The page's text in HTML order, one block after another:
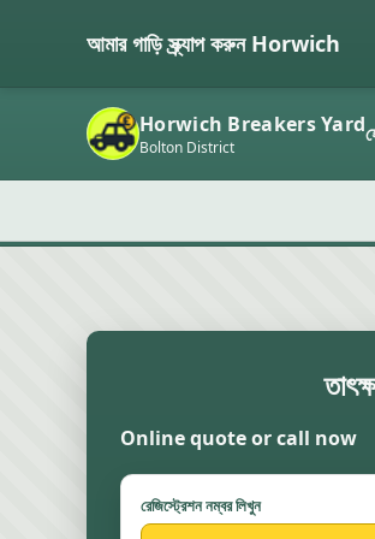
আমার গাড়ি স্ক্র্যাপ করুন Horwich
Horwich Breakers Yard
Bolton District
Online quote or call now
রেজিস্ট্রেশন নম্বর লিখুন